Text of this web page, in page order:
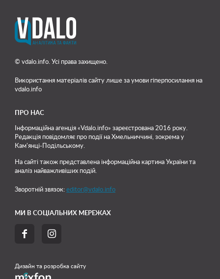
© vdalo.info. Усі права захищено.
Використання матеріалів сайту лише за умови гіперпосилання на
vdalo.info
ПРО НАС
Інформаційна агенція «Vdalo.info» зареєстрована 2016 року.
Редакція повідомляє про події на Хмельниччині, зокрема у
Кам'янці-Подільському.
На сайті також представлена інформаційна картина України та
аналіз найважливіших подій.
Зворотній звязок: editor@vdalo.info
МИ В СОЦІАЛЬНИХ МЕРЕЖАХ
 
Дизайн та розробка сайту